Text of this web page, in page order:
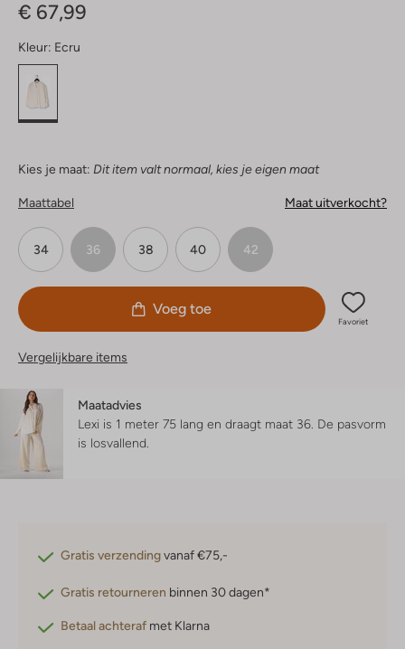
€ 67,99
Kleur: Ecru
Kies je maat: Dit item valt normaal, kies je eigen maat
Maattabel Maat uitverkocht?
34 36 38 40 42
Voeg toe
Favoriet
Vergelijkbare items
Maatadvies
Lexi is 1 meter 75 lang en draagt maat 36. De pasvorm
is losvallend
Gratis verzendingvanaf €75,-
Gratis retourneren binnen 30 dagen*
Betaal achteraf met Klarna